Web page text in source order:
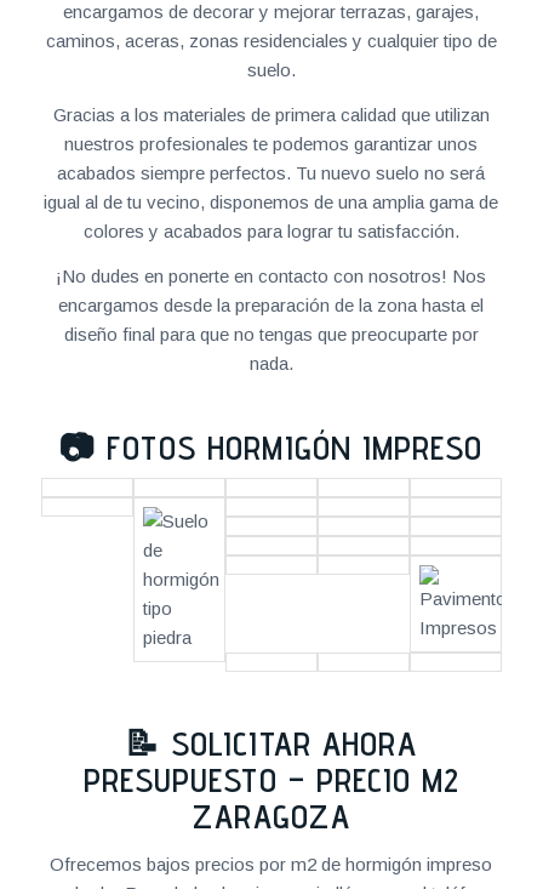
encargamos de decorar y mejorar terrazas, garajes,
caminos, aceras, zonas residenciales y cualquier tipo de
suelo.
Gracias a los materiales de primera calidad que utilizan
nuestros profesionales te podemos garantizar unos
acabados siempre perfectos. Tu nuevo suelo no será
igual al de tu vecino, disponemos de una amplia gama de
colores y acabados para lograr tu satisfacción.
¡No dudes en ponerte en contacto con nosotros! Nos
encargamos desde la preparación de la zona hasta el
diseño final para que no tengas que preocuparte por
nada.
📷 FOTOS HORMIGÓN IMPRESO
📝 SOLICITAR AHORA
PRESUPUESTO – PRECIO M2
ZARAGOZA
Ofrecemos bajos precios por m2 de hormigón impreso